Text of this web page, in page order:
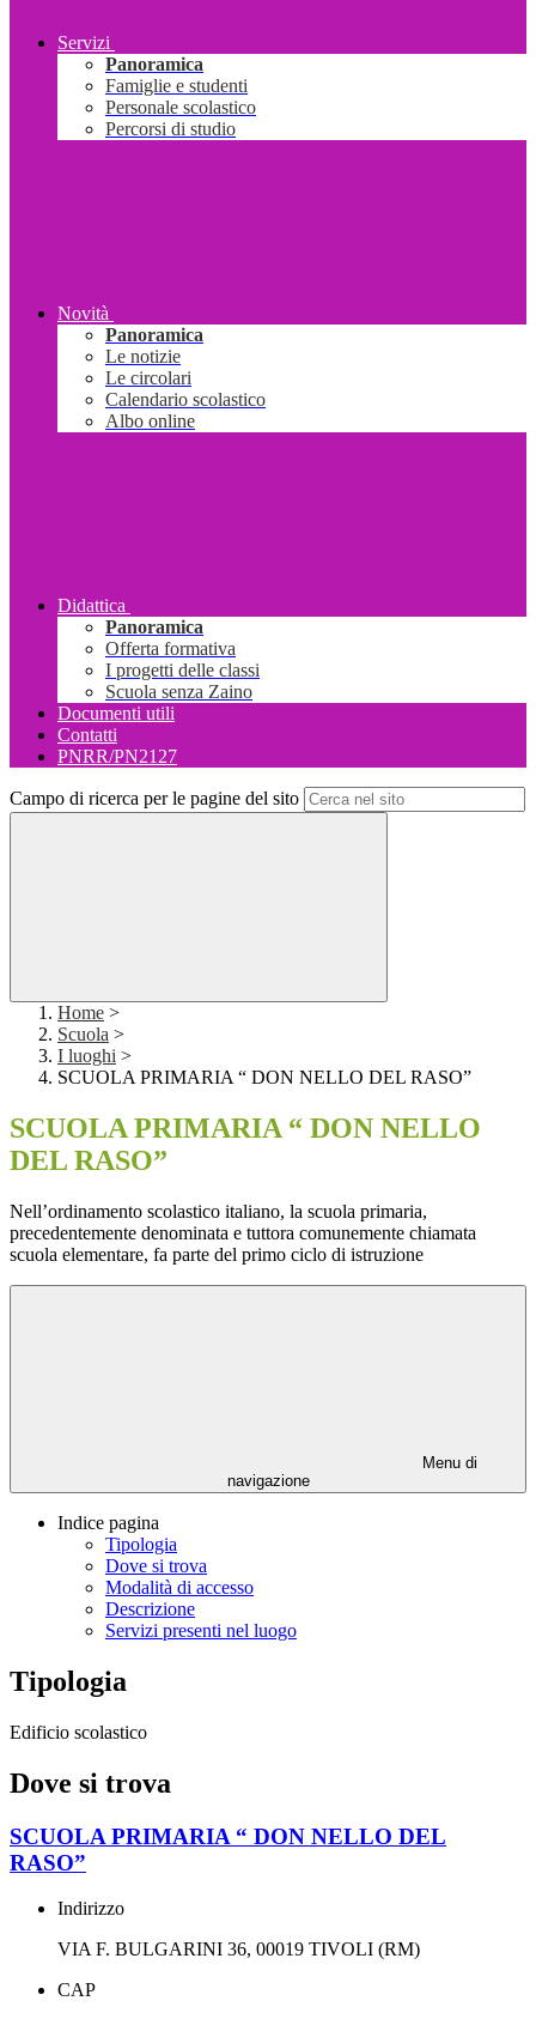
Servizi
Panoramica
Famiglie e studenti
Personale scolastico
Percorsi di studio
Novità
Panoramica
Le notizie
Le circolari
Calendario scolastico
Albo online
Didattica
Panoramica
Offerta formativa
I progetti delle classi
Scuola senza Zaino
Documenti utili
Contatti
PNRR/PN2127
Campo di ricerca per le pagine del sito
Home >
Scuola >
I luoghi >
SCUOLA PRIMARIA “ DON NELLO DEL RASO”
SCUOLA PRIMARIA “ DON NELLO
DEL RASO”
Nell’ordinamento scolastico italiano, la scuola primaria,
precedentemente denominata e tuttora comunemente chiamata
scuola elementare, fa parte del primo ciclo di istruzione
Menu di
navigazione
Indice pagina
Tipologia
Dove si trova
Modalità di accesso
Descrizione
Servizi presenti nel luogo
Tipologia
Edificio scolastico
Dove si trova
SCUOLA PRIMARIA “ DON NELLO DEL
RASO”
Indirizzo
VIA F. BULGARINI 36, 00019 TIVOLI (RM)
CAP